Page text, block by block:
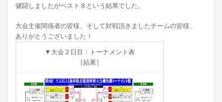
健闘しましたがベスト８という結果でした。
大会主催関係者の皆様、そして対戦頂きましたチームの皆様、
ありがとうございました！
▼大会２日目：トーナメント表
［結果］